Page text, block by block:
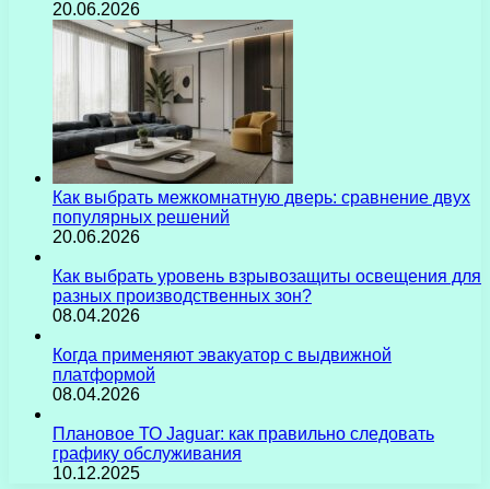
20.06.2026
Как выбрать межкомнатную дверь: сравнение двух
популярных решений
20.06.2026
Как выбрать уровень взрывозащиты освещения для
разных производственных зон?
08.04.2026
Когда применяют эвакуатор с выдвижной
платформой
08.04.2026
Плановое ТО Jaguar: как правильно следовать
графику обслуживания
10.12.2025